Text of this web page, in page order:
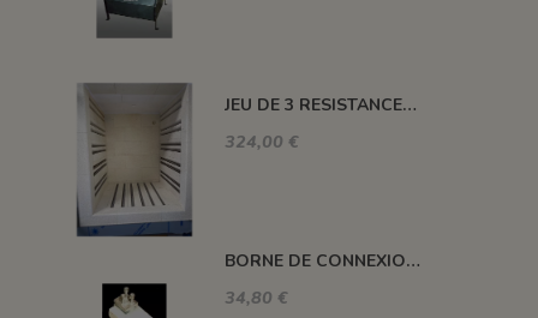
JEU DE 3 RESISTANCES 1300°C HELIOS 110 L
324,00 €
BORNE DE CONNEXION POUR FOUR H, ALFA, DELTA, HC ET SM
34,80 €